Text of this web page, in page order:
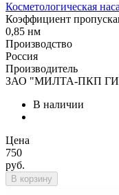
Косметологическая
Коэффициент
0,85 нм
Производство
Россия
Производитель
ЗАО "МИЛТА-ПКП
В наличии
Цена
750
руб.
В корзину